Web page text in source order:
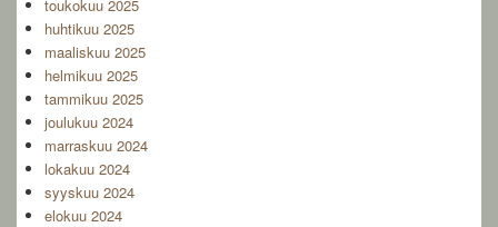
toukokuu 2025
huhtikuu 2025
maaliskuu 2025
helmikuu 2025
tammikuu 2025
joulukuu 2024
marraskuu 2024
lokakuu 2024
syyskuu 2024
elokuu 2024